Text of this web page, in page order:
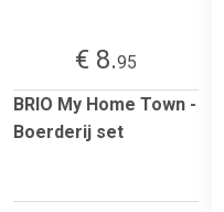
€ 8.95
BRIO My Home Town -
Boerderij set